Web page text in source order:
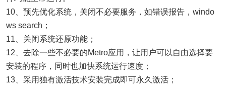
10、预先优化系统，关闭不必要服务，如错误报告，windo
ws search；
11、关闭系统还原功能；
12、去除一些不必要的Metro应用，让用户可以自由选择要
安装的程序，同时也加快系统运行速度；
13、采用独有激活技术安装完成即可永久激活；